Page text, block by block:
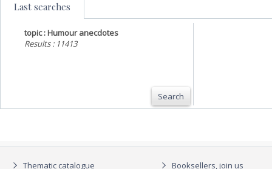
Last searches
topic : Humour anecdotes
Results : 11413
Search
Thematic catalogue Booksellers, join us